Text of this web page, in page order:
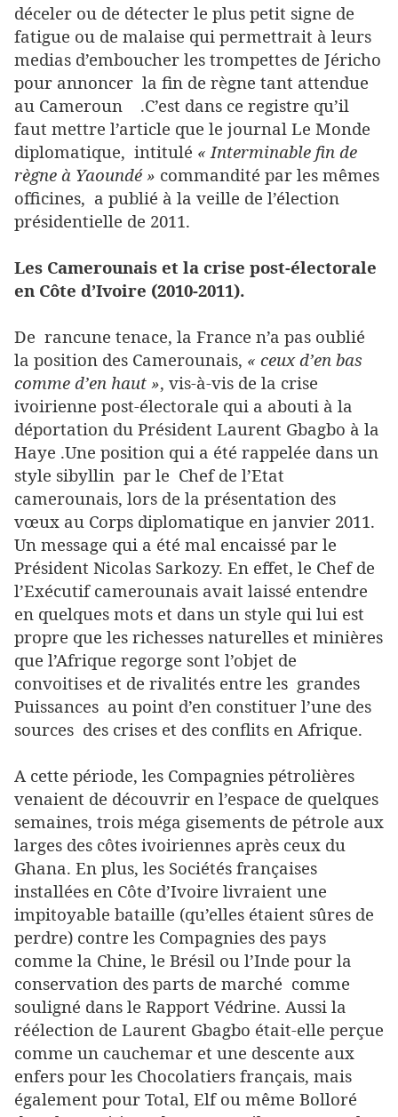
déceler ou de détecter le plus petit signe de
fatigue ou de malaise qui permettrait à leurs
medias d’emboucher les trompettes de Jéricho
pour annoncer la fin de règne tant attendue
au Cameroun .C’est dans ce registre qu’il
faut mettre l’article que le journal Le Monde
diplomatique, intitulé « Interminable fin de
règne à Yaoundé » commandité par les mêmes
officines, a publié à la veille de l’élection
présidentielle de 2011.
Les Camerounais et la crise post-électorale
en Côte d’Ivoire (2010-2011).
De rancune tenace, la France n’a pas oublié
la position des Camerounais, « ceux d’en bas
comme d’en haut », vis-à-vis de la crise
ivoirienne post-électorale qui a abouti à la
déportation du Président Laurent Gbagbo à la
Haye .Une position qui a été rappelée dans un
style sibyllin par le Chef de l’Etat
camerounais, lors de la présentation des
vœux au Corps diplomatique en janvier 2011.
Un message qui a été mal encaissé par le
Président Nicolas Sarkozy. En effet, le Chef de
l’Exécutif camerounais avait laissé entendre
en quelques mots et dans un style qui lui est
propre que les richesses naturelles et minières
que l’Afrique regorge sont l’objet de
convoitises et de rivalités entre les grandes
Puissances au point d’en constituer l’une des
sources des crises et des conflits en Afrique.
A cette période, les Compagnies pétrolières
venaient de découvrir en l’espace de quelques
semaines, trois méga gisements de pétrole aux
larges des côtes ivoiriennes après ceux du
Ghana. En plus, les Sociétés françaises
installées en Côte d’Ivoire livraient une
impitoyable bataille (qu’elles étaient sûres de
perdre) contre les Compagnies des pays
comme la Chine, le Brésil ou l’Inde pour la
conservation des parts de marché comme
souligné dans le Rapport Védrine. Aussi la
réélection de Laurent Gbagbo était-elle perçue
comme un cauchemar et une descente aux
enfers pour les Chocolatiers français, mais
également pour Total, Elf ou même Bolloré